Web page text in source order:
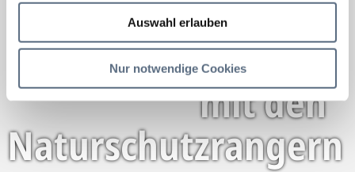
Auswahl erlauben
Nur notwendige Cookies
Geführte Touren
mit den
Naturschutzrangern